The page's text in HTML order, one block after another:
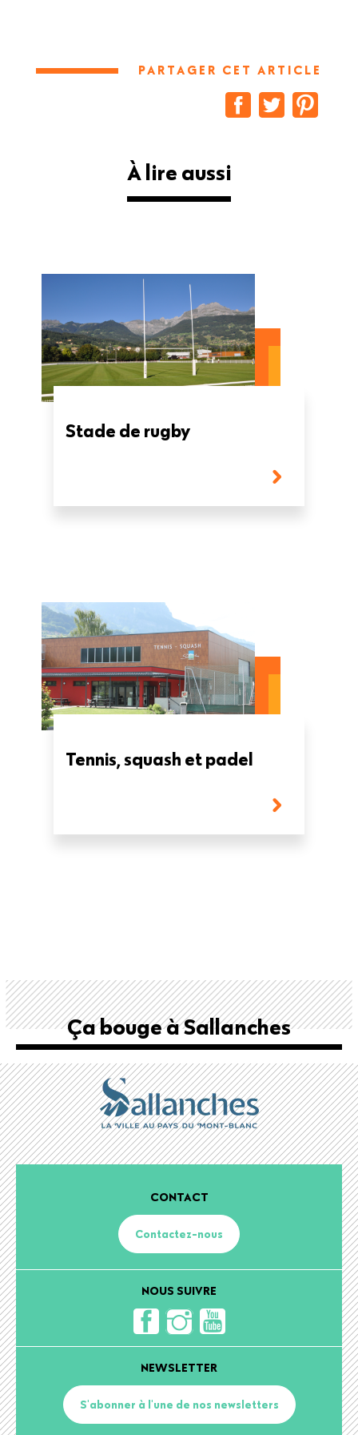
PARTAGER CET ARTICLE
À lire aussi
Stade de rugby
Tennis, squash et padel
Ça bouge à Sallanches
CONTACT
Contactez-nous
NOUS SUIVRE
NEWSLETTER
S'abonner à l'une de nos newsletters